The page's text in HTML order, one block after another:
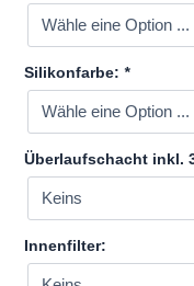
Silikonfarbe: *
Überlaufschacht inkl.
Innenfilter: